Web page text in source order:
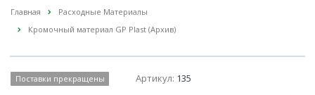
Главная
Расходные Материалы
Кромочный материал GP Plast (Архив)
Поставки прекращены Артикул: 135